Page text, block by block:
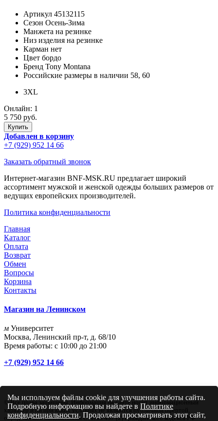
Артикул 45132115
Сезон Осень-Зима
Манжета на резинке
Низ изделия на резинке
Карман нет
Цвет бордо
Бренд Tony Montana
Российские размеры в наличии 58, 60
3XL
Онлайн: 1
5 750 руб.
Добавлен в корзину
+7 (929) 952 14 66
Заказать обратный звонок
Интернет-магазин BNF-MSK.RU предлагает широкий
ассортимент мужской и женской одежды больших размеров от
ведущих европейских производителей.
Политика конфиденциальности
Главная
Каталог
Оплата
Возврат
Обмен
Вопросы
Корзина
Контакты
Магазин на Ленинском
м Университет
Москва, Ленинский пр-т, д. 68/10
Время работы: с 10:00 до 21:00
+7 (929) 952 14 66
© Все права защищены. Информация на сайте носит информационный
характер и ни при каких условиях не являются публичной офертой,
определяемой положениями Статьи 437 (2) Гражданского кодекса РФ
Мы используем файлы cookie для улучшения работы сайта.
Подробную информацию вы найдете вПолитике
конфиденциальности. Продолжая просматривать этот сайт,